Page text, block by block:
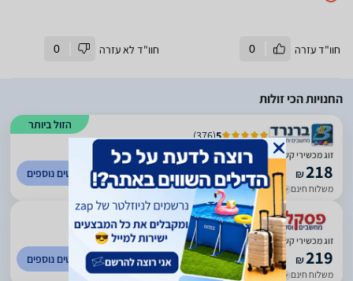
חוו"ד עזרה 0 חוו"ד לא עזרה 0
החנויות הכי זולות
הזול ביותר
5
(
376
)
זוג מכשירי קשר ווקי טוקי Discovery DS840
₪218
משלוח חינם עד 3 ימי עסקים
לפרטים נוספים
0
(
141
)
זוג מכשירי קשר ווקי טוקי Discovery DS840
₪219
משלוח חינם עד 5 ימי עסקים
לפרטים נוספים